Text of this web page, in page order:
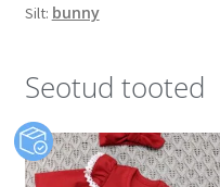
Silt: bunny
Seotud tooted